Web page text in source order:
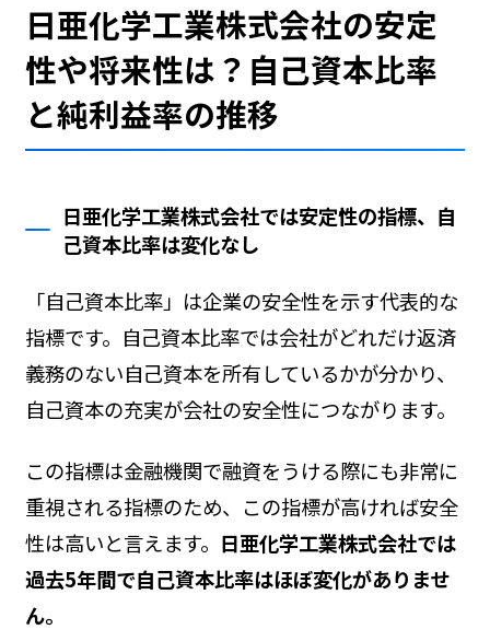
日亜化学工業株式会社の安定
性や将来性は？自己資本比率
と純利益率の推移
日亜化学工業株式会社では安定性の指標、自
己資本比率は変化なし
「自己資本比率」は企業の安全性を示す代表的な
指標です。自己資本比率では会社がどれだけ返済
義務のない自己資本を所有しているかが分かり、
自己資本の充実が会社の安全性につながります。
この指標は金融機関で融資をうける際にも非常に
重視される指標のため、この指標が高ければ安全
性は高いと言えます。 日亜化学工業株式会社では
過去5年間で自己資本比率はほぼ変化がありませ
ん。